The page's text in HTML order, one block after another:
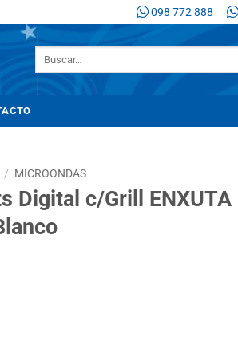
098 772 888
/ MICROONDAS
Digital c/Grill ENXUTA